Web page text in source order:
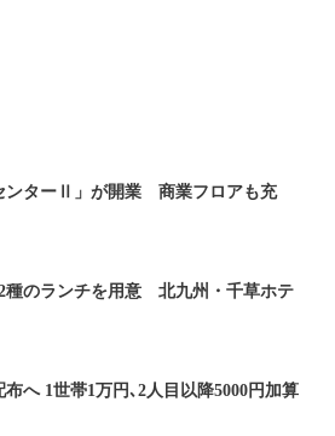
ンターⅡ」が開業 商業フロアも充
種のランチを用意 北九州・千草ホテ
へ 1世帯1万円､2人目以降5000円加算